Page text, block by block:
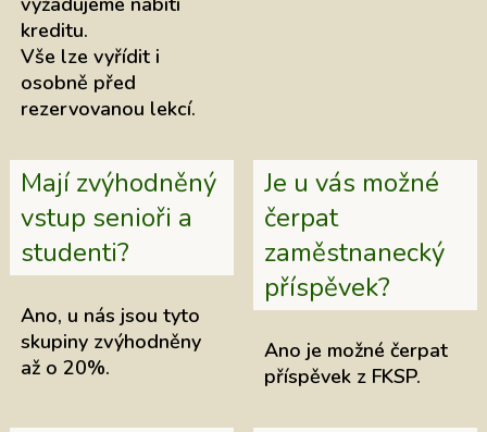
kreditu.
Vše lze vyřídit i
osobně před
rezervovanou lekcí.
Mají zvýhodněný
vstup senioři a
studenti?
Ano, u nás jsou tyto
skupiny zvýhodněny
až o 20%.
Je u vás možné
čerpat
zaměstnanecký
příspěvek?
Ano je možné čerpat
příspěvek z FKSP.